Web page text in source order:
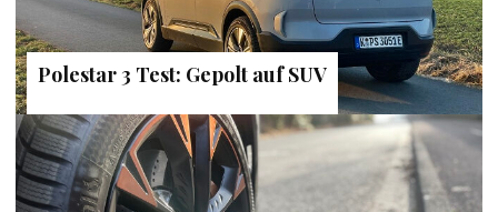
Polestar 3 Test: Gepolt auf SUV